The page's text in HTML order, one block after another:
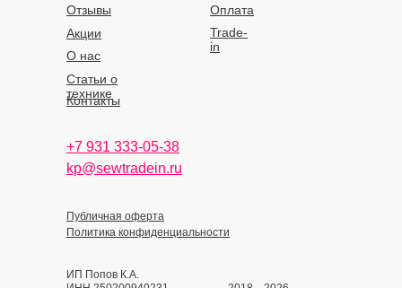
О нас
Статьи о
технике
Оплата
Отзывы
Акции
Контакты
Trade-
in
+7 931 333-05-38
kp@sewtradein.ru
ИП Попов К.А.
Политика конфиденциальности
Публичная оферта